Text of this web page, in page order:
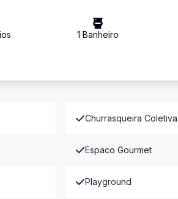
s 1 Banheiro
Churrasqueira Coletiva
Espaco Gourmet
Playground